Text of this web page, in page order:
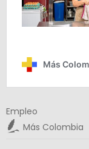
Empleo
Más Colombia